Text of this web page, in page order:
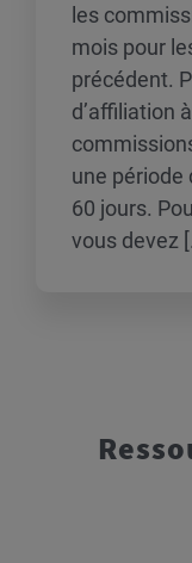
les
mois pour
précédent.
d’affiliation
une période
60 jours.
vous devez